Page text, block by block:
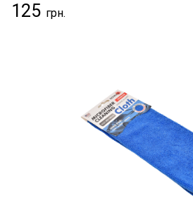
125